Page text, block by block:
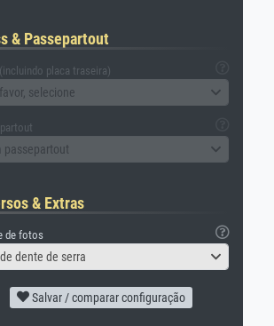
& Passepartout
placa traseira)
selecione
passepartout
& Extras
de fotos
dente de serra
Salvar / comparar configuração